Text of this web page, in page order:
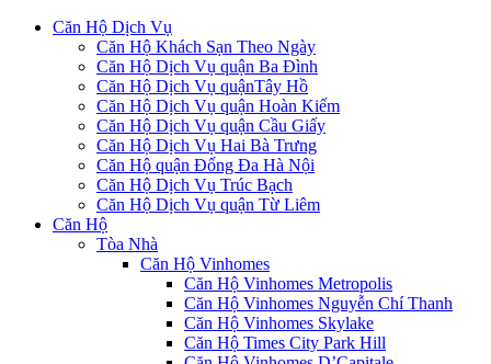
Căn Hộ Dịch Vụ
Căn Hộ Khách Sạn Theo Ngày
Căn Hộ Dịch Vụ quận Ba Đình
Căn Hộ Dịch Vụ quậnTây Hồ
Căn Hộ Dịch Vụ quận Hoàn Kiếm
Căn Hộ Dịch Vụ quận Cầu Giấy
Căn Hộ Dịch Vụ Hai Bà Trưng
Căn Hộ quận Đống Đa Hà Nội
Căn Hộ Dịch Vụ Trúc Bạch
Căn Hộ Dịch Vụ quận Từ Liêm
Căn Hộ
Tòa Nhà
Căn Hộ Vinhomes
Căn Hộ Vinhomes Metropolis
Căn Hộ Vinhomes Nguyễn Chí Thanh
Căn Hộ Vinhomes Skylake
Căn Hộ Times City Park Hill